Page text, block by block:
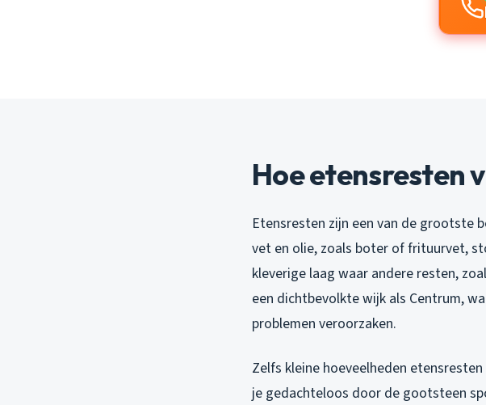
Hoe etensresten
Etensresten zijn een van de grootste
vet en olie, zoals boter of frituurvet,
kleverige laag waar andere resten,
een dichtbevolkte wijk als Centrum,
problemen veroorzaken.
Zelfs kleine hoeveelheden
je gedachteloos door de gootsteen